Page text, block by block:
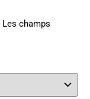
Les champs